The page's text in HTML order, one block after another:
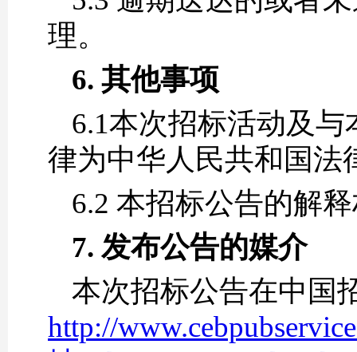
理。
6. 其他事项
6.1本次招标活动及
律为中华人民共和国法
6.2 本招标公告的解
7. 发布公告的媒介
本次招标公告在中国
http://